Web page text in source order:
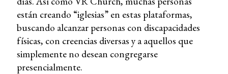
están creando “iglesias” en estas plataformas,
buscando alcanzar personas con discapacidades
físicas, con creencias diversas y a aquellos que
simplemente no desean congregarse
presencialmente.